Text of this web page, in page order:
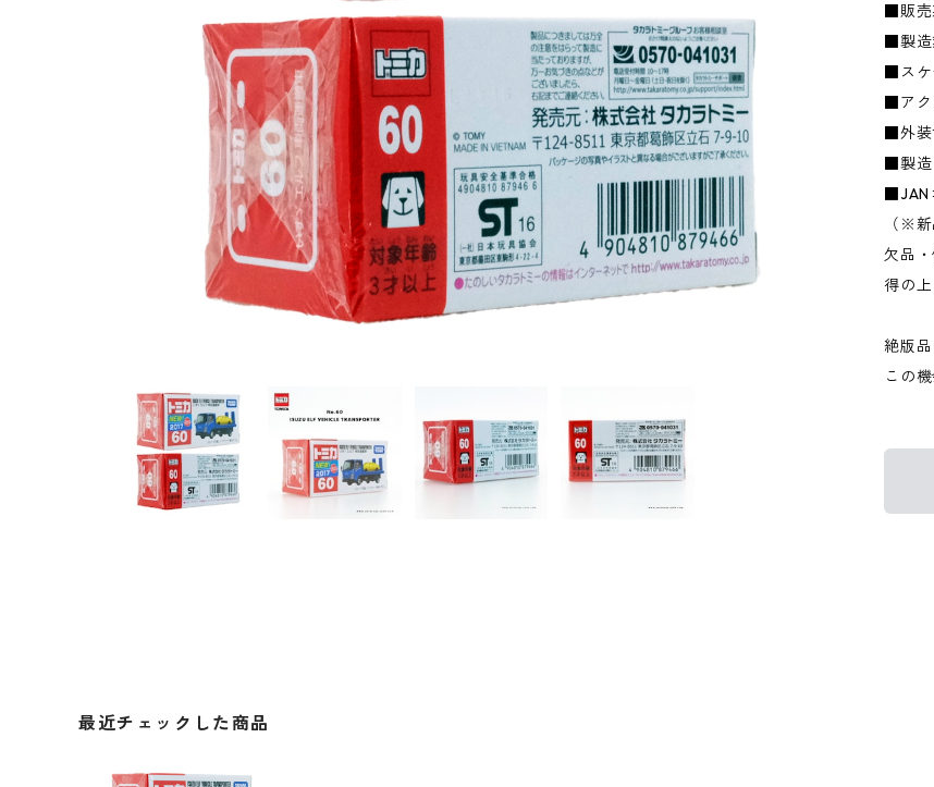
■販売
■製造
■スケ
■アク
■外装
■製造
■JAN
（※
欠品
得の
絶版
この
最近チェックした商品